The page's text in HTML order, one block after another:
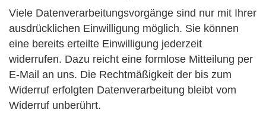
Viele Datenverarbeitungsvorgänge sind nur mit Ihrer
ausdrücklichen Einwilligung möglich. Sie können
eine bereits erteilte Einwilligung jederzeit
widerrufen. Dazu reicht eine formlose Mitteilung per
E-Mail an uns. Die Rechtmäßigkeit der bis zum
Widerruf erfolgten Datenverarbeitung bleibt vom
Widerruf unberührt.